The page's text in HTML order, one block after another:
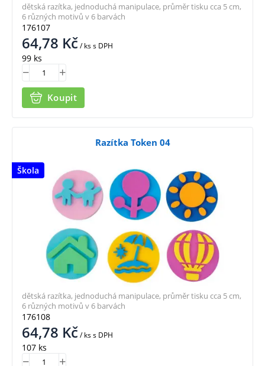
176107
64,78 Kč/ kss DPH
99 ks
Koupit
dětská razítka, jednoduchá manipulace, průměr tisku cca 5 cm,
6 různých motivů v 6 barvách
Škola
Razítka Token 04
176108
64,78 Kč/ kss DPH
107 ks
dětská razítka, jednoduchá manipulace, průměr tisku cca 5 cm,
6 různých motivů v 6 barvách